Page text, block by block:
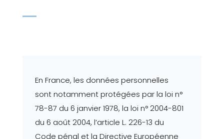
En France, les données personnelles
sont notamment protégées par la loi n°
78-87 du 6 janvier 1978, la loi n° 2004-801
du 6 août 2004, l’article L. 226-13 du
Code pénal et la Directive Européenne